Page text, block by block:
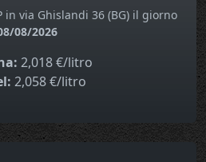
via Ghislandi 36 (BG) il giorno
08/2026
2,018 €/litro
2,058 €/litro